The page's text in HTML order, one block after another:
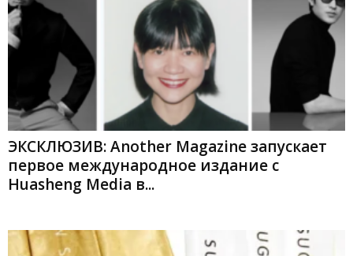
ЭКСКЛЮЗИВ: Another Magazine запускает
первое международное издание с
Huasheng Media в...